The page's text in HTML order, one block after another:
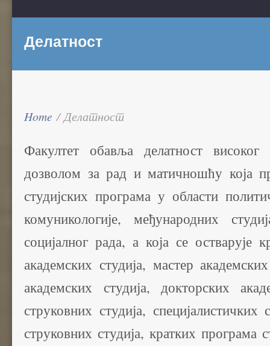
Делатност
Home /Делатност
Факултет обавља делатност
дозволом за рад и матичношћу која
студијских програма у области
комуникологије, међународних
социјалног рада, а која се остварује
академских студија, мастер
академских студија, докторских
струковних студија, специјалистичких
струковних студија, кратких програма